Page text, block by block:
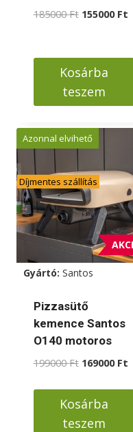
185000Ft Original
185000 Ft.
155000 Ft
Kosárba
teszem
Azonnal elvihető
Díjmentes szállítás
Gyártó: Santos
Pizzasütő
kemence Santos
O140 motoros
199000Ft Original
was:
199000 Ft.
169000 Ft
Kosárba
teszem